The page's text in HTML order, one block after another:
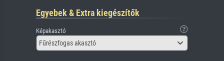
Egyebek & Extra kiegészítők
Képakasztó
Fűrészfogas akasztó